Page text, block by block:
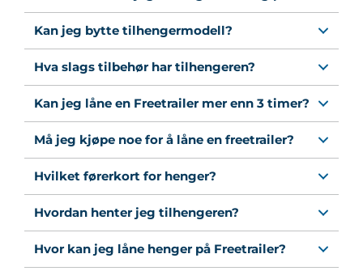
Kan jeg bytte tilhengermodell?
Hva slags tilbehør har tilhengeren?
Kan jeg låne en Freetrailer mer enn 3 timer?
Må jeg kjøpe noe for å låne en freetrailer?
Hvilket førerkort for henger?
Hvordan henter jeg tilhengeren?
Hvor kan jeg låne henger på Freetrailer?